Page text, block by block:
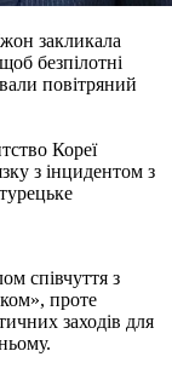
закликала
безпілотні
повітряний
Кореї
з інцидентом з
співчуття з
проте
заходів для